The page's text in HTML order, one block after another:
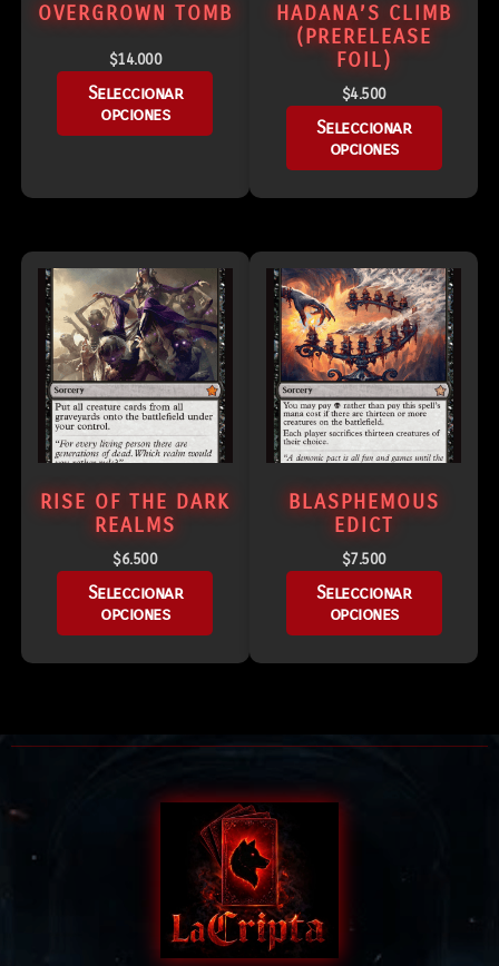
OVERGROWN TOMB
$14.000
Seleccionar
opciones
HADANA’S CLIMB
(PRERELEASE
FOIL)
$4.500
Seleccionar
opciones
RISE OF THE DARK
REALMS
$6.500
Seleccionar
opciones
BLASPHEMOUS
EDICT
$7.500
Seleccionar
opciones